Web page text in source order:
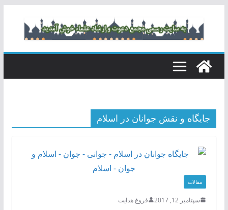
جایگاه و نقش جوانان در اسلام
مقالات
سپتامبر 12, 2017 فروغ هدایت